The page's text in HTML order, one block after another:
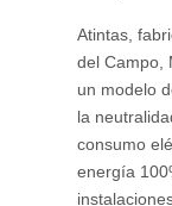
Atintas,
del Campo,
un modelo
la
consumo
energía